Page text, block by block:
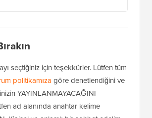
seçtiğiniz için teşekkürler. Lütfen tüm
politikamıza göre denetlendiğini ve
YAYINLANMAYACAĞINI
ad alanında anahtar kelime